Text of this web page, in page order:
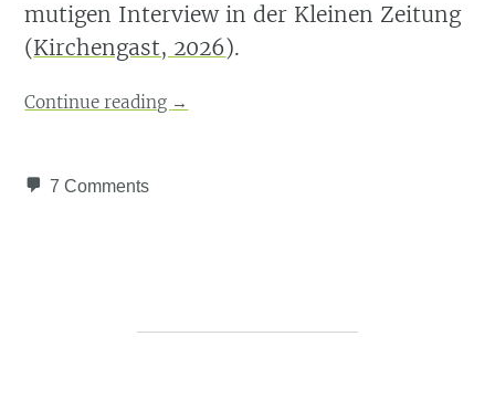
mutigen Interview in der Kleinen Zeitung
(Kirchengast, 2026).
Continue reading →
7 Comments